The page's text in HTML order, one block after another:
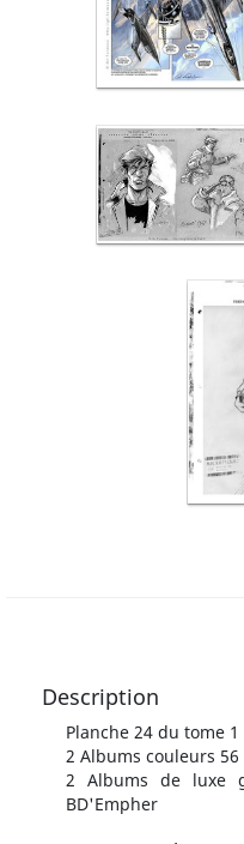
Description
Planche 24 du tome
2 Albums couleurs
2 Albums de luxe
BD'Empher